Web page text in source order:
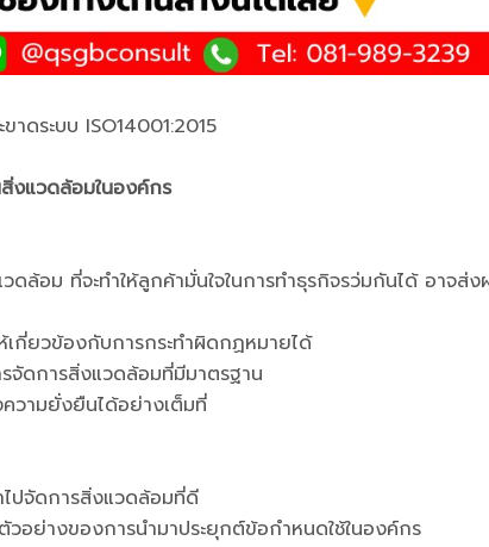
าดระบบ ISO14001:2015
งแวดล้อมในองค์กร
ล้อม ที่จะทำให้ลูกค้ามั่นใจในการทำธุรกิจรว่มกันได้ อาจส่ง
กี่ยวข้องกับการกระทำผิดกฏหมายได้
จัดการสิ่งแวดล้อมที่มีมาตรฐาน
วามยั่งยืนได้อย่างเต็มที่
ไปจัดการสิ่งแวดล้อมที่ดี
ย่างของการนำมาประยุกต์ข้อกำหนดใช้ในองค์กร